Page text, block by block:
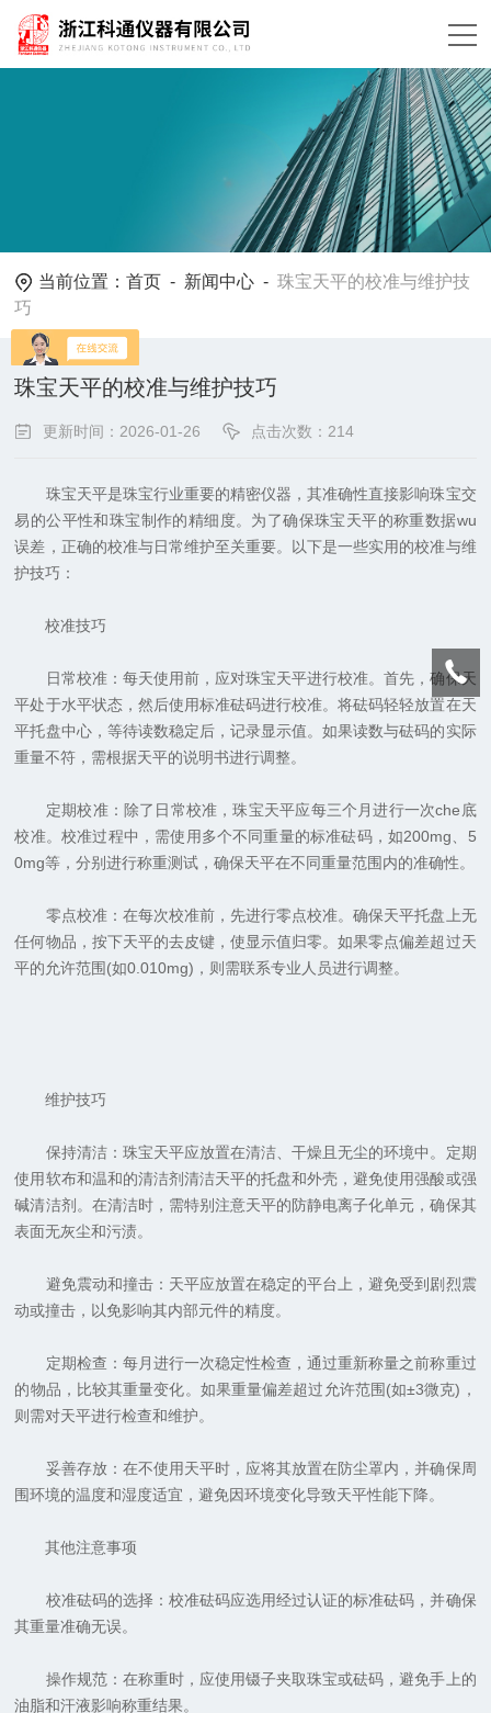
当前位置：首页 - 新闻中心 -珠宝天平的校准与维护技
巧
珠宝天平的校准与维护技巧
更新时间：2026-01-26 点击次数：214
珠宝天平是珠宝行业重要的精密仪器，其准确性直接影响珠宝交
易的公平性和珠宝制作的精细度。为了确保珠宝天平的称重数据wu
误差，正确的校准与日常维护至关重要。以下是一些实用的校准与维
护技巧：
校准技巧
日常校准：每天使用前，应对珠宝天平进行校准。首先，确保天
平处于水平状态，然后使用标准砝码进行校准。将砝码轻轻放置在天
平托盘中心，等待读数稳定后，记录显示值。如果读数与砝码的实际
重量不符，需根据天平的说明书进行调整。
定期校准：除了日常校准，珠宝天平应每三个月进行一次che底
校准。校准过程中，需使用多个不同重量的标准砝码，如200mg、5
0mg等，分别进行称重测试，确保天平在不同重量范围内的准确性。
零点校准：在每次校准前，先进行零点校准。确保天平托盘上无
任何物品，按下天平的去皮键，使显示值归零。如果零点偏差超过天
平的允许范围(如0.010mg)，则需联系专业人员进行调整。
维护技巧
保持清洁：珠宝天平应放置在清洁、干燥且无尘的环境中。定期
使用软布和温和的清洁剂清洁天平的托盘和外壳，避免使用强酸或强
碱清洁剂。在清洁时，需特别注意天平的防静电离子化单元，确保其
表面无灰尘和污渍。
避免震动和撞击：天平应放置在稳定的平台上，避免受到剧烈震
动或撞击，以免影响其内部元件的精度。
定期检查：每月进行一次稳定性检查，通过重新称量之前称重过
的物品，比较其重量变化。如果重量偏差超过允许范围(如±3微克)，
则需对天平进行检查和维护。
妥善存放：在不使用天平时，应将其放置在防尘罩内，并确保周
围环境的温度和湿度适宜，避免因环境变化导致天平性能下降。
其他注意事项
校准砝码的选择：校准砝码应选用经过认证的标准砝码，并确保
其重量准确无误。
操作规范：在称重时，应使用镊子夹取珠宝或砝码，避免手上的
油脂和汗液影响称重结果。